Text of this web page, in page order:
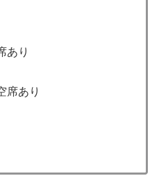
あり
席あり